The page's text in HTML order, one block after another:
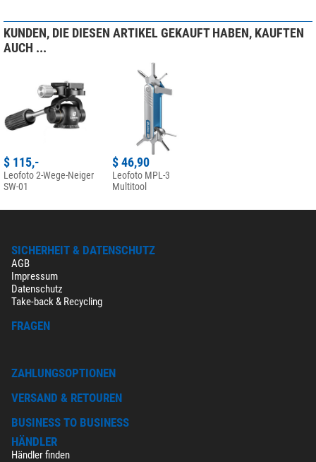
KUNDEN, DIE DIESEN ARTIKEL GEKAUFT HABEN, KAUFTEN
AUCH ...
$ 115,-
Leofoto 2-Wege-Neiger
SW-01
$ 46,90
Leofoto MPL-3
Multitool
SICHERHEIT & DATENSCHUTZ
AGB
Impressum
Datenschutz
Take-back & Recycling
FRAGEN
ZAHLUNGSOPTIONEN
VERSAND & RETOUREN
BUSINESS TO BUSINESS
HÄNDLER
Händler finden